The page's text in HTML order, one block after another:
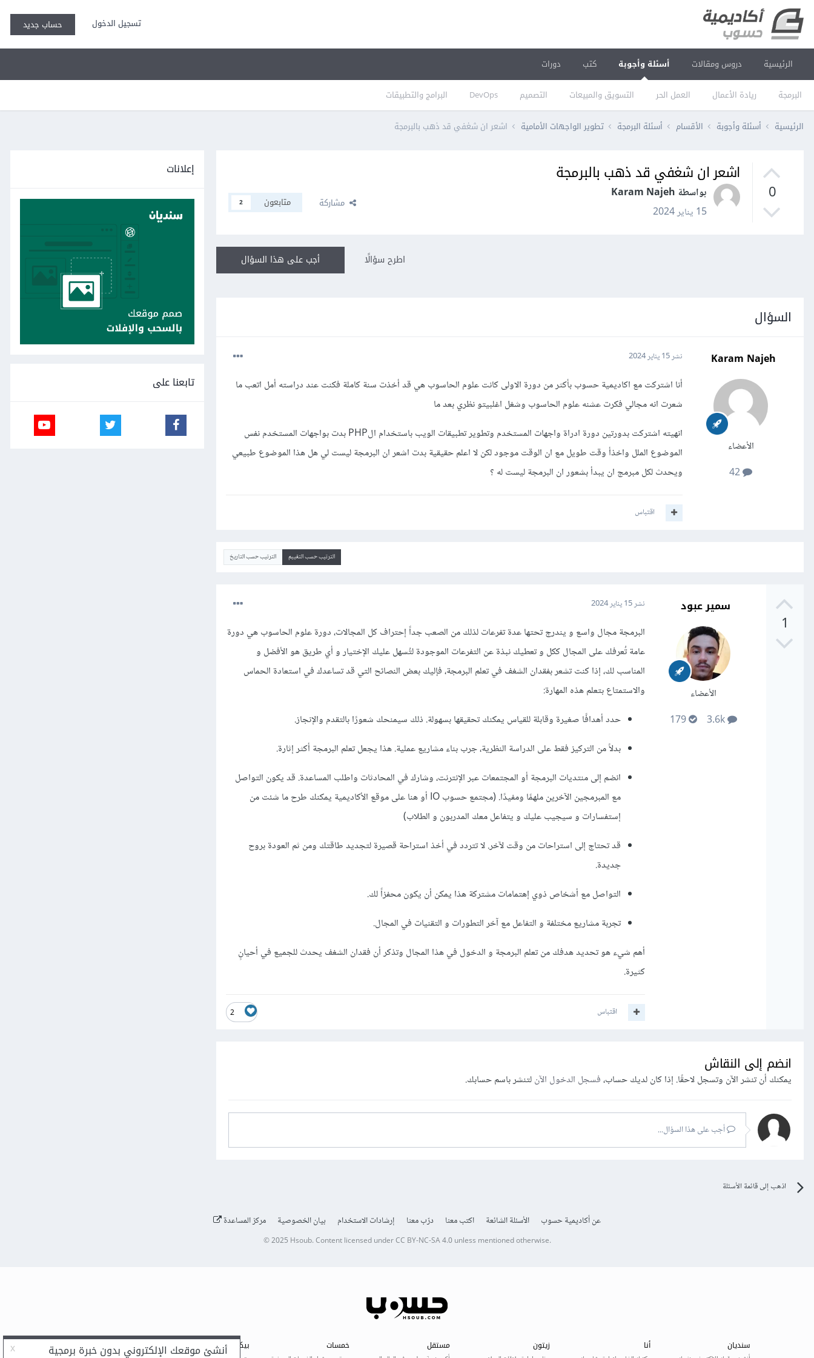
تسجيل الدخول حساب جديد
الرئيسية دروس ومقالات أسئلة وأجوبة
البرمجة ريادة الأعمال العمل الحر التسويق والمبيعات التصميم DevOps البرامج والتطبيقات
كتب دورات
الرئيسية أسئلة وأجوبة الأقسام أسئلة البرمجة تطوير الواجهات الأمامية اشعر ان شغفي قد ذهب بالبرمجة
0
اشعر ان شغفي قد ذهب بالبرمجة
بواسطة Karam Najeh
15 يناير 2024
مشاركة متابعون 2
أجب على هذا السؤال اطرح سؤالًا
السؤال
Karam Najeh
الأعضاء
نشر15 يناير 2024
أنا اشتركت مع اكاديمية حسوب بأكثر من دورة الاولى كانت علوم الحاسوب هي قد أخذت سنة كاملة فكنت عند دراسته أمل اتعب ما
شعرت انه مجالي فكرت عشنه علوم الحاسوب وشغل اغلبيتو نظري بعد ما
انهيته اشتركت بدورتين دورة ادراة واجهات المستخدم وتطوير تطبيقات الويب باستخدام الPHP بدت بواجهات المستخدم نفس
الموضوع الملل واخذأ وقت طويل مع ان الوقت موجود لكن لا اعلم حقيقية بدت اشعر ان البرمجة ليست لي هل هذا الموضوع طبيعي
ويحدث لكل مبرمج ان يبدأ بشعور ان البرمجة ليست له ؟
اقتباس
الترتيب حسب التقييم الترتيب حسب التاريخ
1
سمير عبود
الأعضاء
3.6k
179
نشر15 يناير 2024
البرمجة مجال واسع و يندرج تحتها عدة تفرعات لذلك من الصعب جداً إحتراف كل المجالات، دورة علوم الحاسوب هي دورة
عامة تُعرفك على المجال ككل و تعطيك نبذة عن التفرعات الموجودة لتُسهل عليك الإختيار و أي طريق هو الأفضل و
المناسب لك، إذا كنت تشعر بفقدان الشغف في تعلم البرمجة، فإليك بعض النصائح التي قد تساعدك في استعادة الحماس
والاستمتاع بتعلم هذه المهارة:
حدد أهدافًا صغيرة وقابلة للقياس يمكنك تحقيقها بسهولة. ذلك سيمنحك شعورًا بالتقدم والإنجاز.
بدلاً من التركيز فقط على الدراسة النظرية، جرب بناء مشاريع عملية. هذا يجعل تعلم البرمجة أكثر إثارة.
انضم إلى منتديات البرمجة أو المجتمعات عبر الإنترنت، وشارك في المحادثات واطلب المساعدة. قد يكون التواصل
مع المبرمجين الآخرين ملهمًا ومفيدًا. (مجتمع حسوب IO أو هنا على موقع الأكاديمية يمكنك طرح ما شئت من
إستفسارات و سيجيب عليك و يتفاعل معك المدربون و الطلاب)
قد تحتاج إلى استراحات من وقت لآخر. لا تتردد في أخذ استراحة قصيرة لتجديد طاقتك ومن ثم العودة بروح
جديدة.
التواصل مع أشخاص ذوي إهتمامات مشتركة هذا يمكن أن يكون محفزاً لك.
تجربة مشاريع مختلفة و التفاعل مع آخر التطورات و التقنيات في المجال.
أهم شيء هو تحديد هدفك من تعلم البرمجة و الدخول في هذا المجال وتذكر أن فقدان الشغف يحدث للجميع في أحيانٍ
كثيرة.
2 اقتباس
انضم إلى النقاش
يمكنك أن تنشر الآن وتسجل لاحقًا. إذا كان لديك حساب،فسجل الدخول الآنلتنشر باسم حسابك.
أجب على هذا السؤال...
اذهب إلى قائمة الأسئلة
إعلانات
تابعنا على
عن أكاديمية حسوب الأسئلة الشائعة اكتب معنا درّب معنا إرشادات الاستخدام بيان الخصوصية مركز المساعدة
© 2025 Hsoub.Content licensed underCC BY-NC-SA 4.0unless mentioned otherwise.